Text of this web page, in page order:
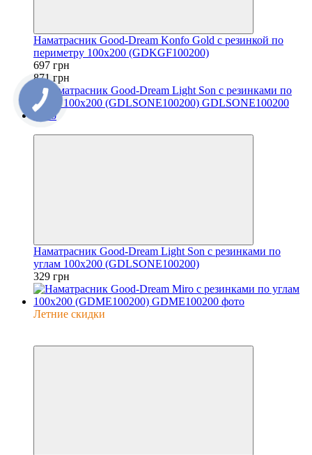
Наматрасник Good-Dream Konfo Gold с резинкой по
периметру 100x200 (GDKGF100200)
697 грн
871 грн
Наматрасник Good-Dream Light Son с резинками по
углам 100x200 (GDLSONE100200)
329 грн
Летние скидки